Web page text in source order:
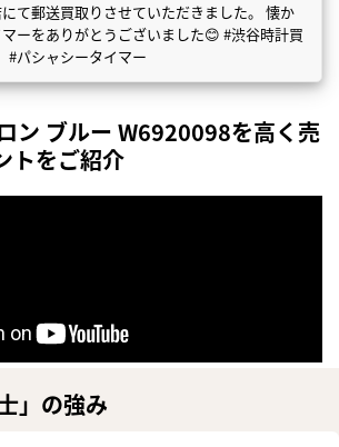
て郵送買取りさせていただきました。 懐か
ーをありがとうございました😊 #渋谷時計買
シャシータイマー
ン ブルー W6920098を高く売
トをご紹介
」の強み